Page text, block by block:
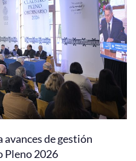
avances de gestión
Pleno 2026